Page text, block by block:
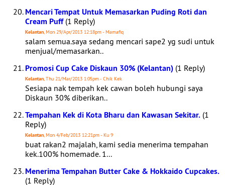
Mencari Tempat Untuk Memasarkan Puding Roti dan
Cream Puff(1 Reply)
Kelantan, Mon 29/Apr/2013 12:18pm - Mamafiq
salam semua.saya sedang mencari sape2 yg sudi untuk
menjual/memasarkan..
Promosi Cup Cake Diskaun 30% (Kelantan) (1 Reply)
Kelantan, Thu 21/Mar/2013 1:05pm - Chik Kek
Sesiapa nak tempah kek cawan boleh hubungi saya
Diskaun 30% diberikan..
Tempahan Kek di Kota Bharu dan Kawasan Sekitar. (1
Reply)
Kelantan, Mon 4/Feb/2013 12:21pm - Ku 9
buat rakan2 majalah, kami sedia menerima tempahan
kek.100% homemade. 1...
Menerima Tempahan Butter Cake & Hokkaido Cupcakes.
(1 Reply)